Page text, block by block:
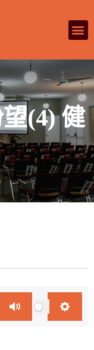
(4) 健
Mute Settings